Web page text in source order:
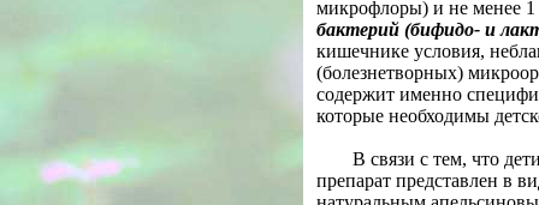
микрофлоры) и не менее
бактерий (бифидо- и
кишечнике условия,
(болезнетворных)
содержит именно
которые необходимы
В связи с тем, что
препарат представлен в